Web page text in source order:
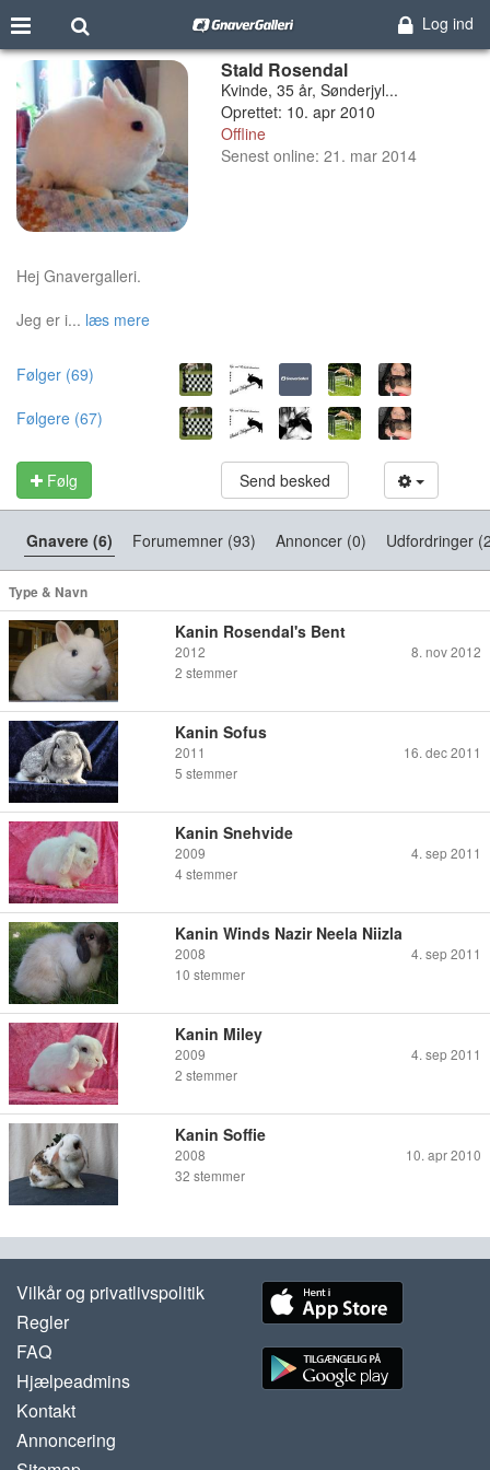
Log ind
Stald Rosendal
Kvinde, 35 år, Sønderjyl...
Oprettet: 10. apr 2010
Offline
Senest online: 21. mar 2014
Hej Gnavergalleri.
Jeg er i... læs mere
Følger (69)
Følgere (67)
Følg Send besked
Gnavere (6) Forumemner (93) Annoncer (0) Udfordringer
Type & Navn
Kanin Rosendal's Bent
2012
8. nov 2012
2 stemmer
Kanin Sofus
2011
16. dec 2011
5 stemmer
Kanin Snehvide
2009
4. sep 2011
4 stemmer
Kanin Winds Nazir Neela Niizla
2008
4. sep 2011
10 stemmer
Kanin Miley
2009
4. sep 2011
2 stemmer
Kanin Soffie
2008
10. apr 2010
32 stemmer
Vilkår og privatlivspolitik
Regler
FAQ
Hjælpeadmins
Kontakt
Annoncering